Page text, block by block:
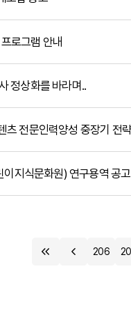
로그램 안내
정상화를 바라며..
전문인력양성 중장기 전략
지식문화원) 연구용역 공고
206